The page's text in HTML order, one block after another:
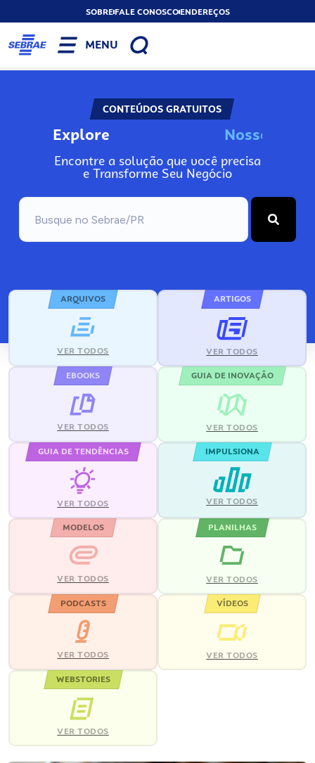
SOBREFALE CONOSCOENDEREÇOS
MENU
CONTEÚDOS GRATUITOS
Explore Nos
Encontre a solução que você precisa
e Transforme Seu Negócio
ARQUIVOS
VER TODOS
ARTIGOS
VER TODOS
EBOOKS
VER TODOS
GUIA DE INOVAÇÃO
VER TODOS
GUIA DE TENDÊNCIAS
VER TODOS
IMPULSIONA
VER TODOS
MODELOS
VER TODOS
PLANILHAS
VER TODOS
PODCASTS
VER TODOS
VÍDEOS
VER TODOS
WEBSTORIES
VER TODOS